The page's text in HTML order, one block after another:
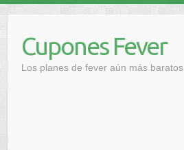
contenidoCupones Fever
Los planes de fever aún más baratos